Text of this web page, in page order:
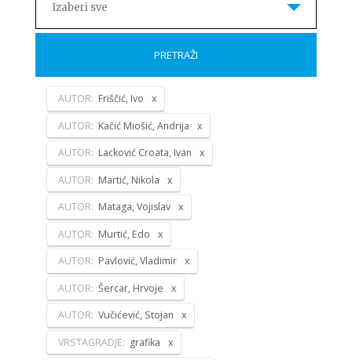
Izaberi sve
PRETRAŽI
AUTOR: Friščić, Ivo
AUTOR: Kačić Miošić, Andrija
AUTOR: Lacković Croata, Ivan
AUTOR: Martić, Nikola
AUTOR: Mataga, Vojislav
AUTOR: Murtić, Edo
AUTOR: Pavlović, Vladimir
AUTOR: Šercar, Hrvoje
AUTOR: Vučićević, Stojan
VRSTAGRADJE: grafika